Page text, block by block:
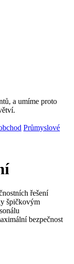
a umíme proto
Průmyslové
řešení
špičkovým
bezpečnost